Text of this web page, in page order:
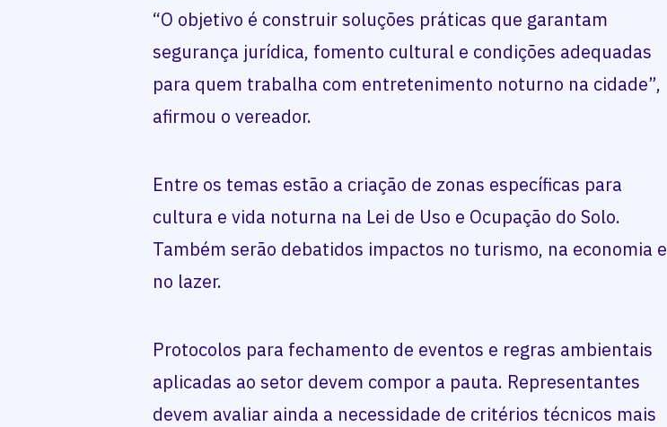
“O objetivo é construir soluções práticas que garantam
segurança jurídica, fomento cultural e condições adequadas
para quem trabalha com entretenimento noturno na cidade”,
afirmou o vereador.
Entre os temas estão a criação de zonas específicas para
cultura e vida noturna na Lei de Uso e Ocupação do Solo.
Também serão debatidos impactos no turismo, na economia e
no lazer.
Protocolos para fechamento de eventos e regras ambientais
aplicadas ao setor devem compor a pauta. Representantes
devem avaliar ainda a necessidade de critérios técnicos mais